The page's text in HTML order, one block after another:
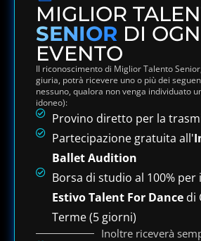
MIGLIOR
SENIOR DI
EVENTO
Il riconoscimento di Miglior Talento
giuria, potrà ricevere uno o più dei
nessuno, qualora non venga individuato
idoneo):
Provino diretto per la
Partecipazione gratuita all'
Ballet Audition
Borsa di studio al 100% per
Estivo Talent For Dancedi
Terme (5 giorni)
Inoltre riceverà